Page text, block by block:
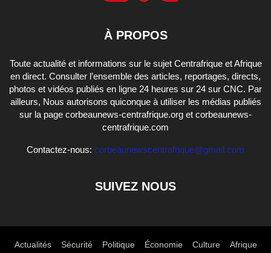
À PROPOS
Toute actualité et informations sur le sujet Centrafrique et Afrique
en direct. Consulter l’ensemble des articles, reportages, directs,
photos et vidéos publiés en ligne 24 heures sur 24 sur CNC. Par
ailleurs, Nous autorisons quiconque à utiliser les médias publiés
sur la page corbeaunews-centrafrique.org et corbeaunews-
centrafrique.com
Contactez-nous: corbeaunewscentrafrique@gmail.com
SUIVEZ NOUS
Actualités Sécurité Politique Économie Culture Afrique